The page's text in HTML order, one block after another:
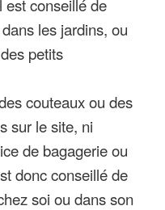
les jardins, ou
petits
couteaux ou des
sur le site, ni
de bagagerie ou
donc conseillé de
soi ou dans son